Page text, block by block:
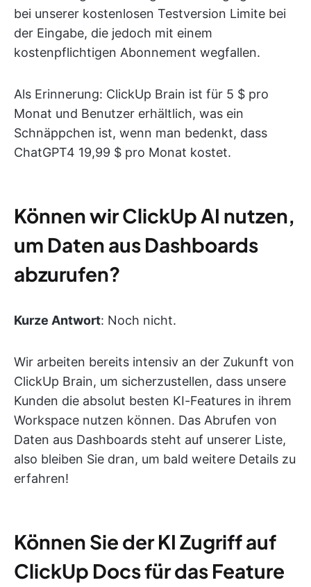
bei unserer kostenlosen Testversion Limite bei
der Eingabe, die jedoch mit einem
kostenpflichtigen Abonnement wegfallen.
Als Erinnerung: ClickUp Brain ist für 5 $ pro
Monat und Benutzer erhältlich, was ein
Schnäppchen ist, wenn man bedenkt, dass
ChatGPT4 19,99 $ pro Monat kostet.
Können wir ClickUp AI nutzen,
um Daten aus Dashboards
abzurufen?
Kurze Antwort: Noch nicht.
Wir arbeiten bereits intensiv an der Zukunft von
ClickUp Brain, um sicherzustellen, dass unsere
Kunden die absolut besten KI-Features in ihrem
Workspace nutzen können. Das Abrufen von
Daten aus Dashboards steht auf unserer Liste,
also bleiben Sie dran, um bald weitere Details zu
erfahren!
Können Sie der KI Zugriff auf
ClickUp Docs für das Feature